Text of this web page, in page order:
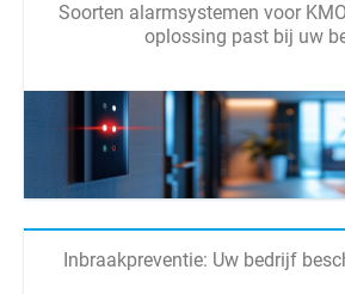
Soorten alarmsystemen voor
oplossing past bij uw
Inbraakpreventie: Uw bedrijf